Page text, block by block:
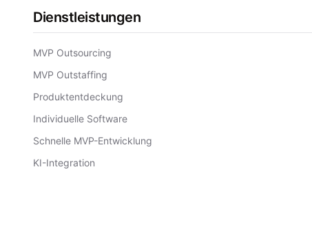
Dienstleistungen
MVP Outsourcing
MVP Outstaffing
Produktentdeckung
Individuelle Software
Schnelle MVP-Entwicklung
KI-Integration